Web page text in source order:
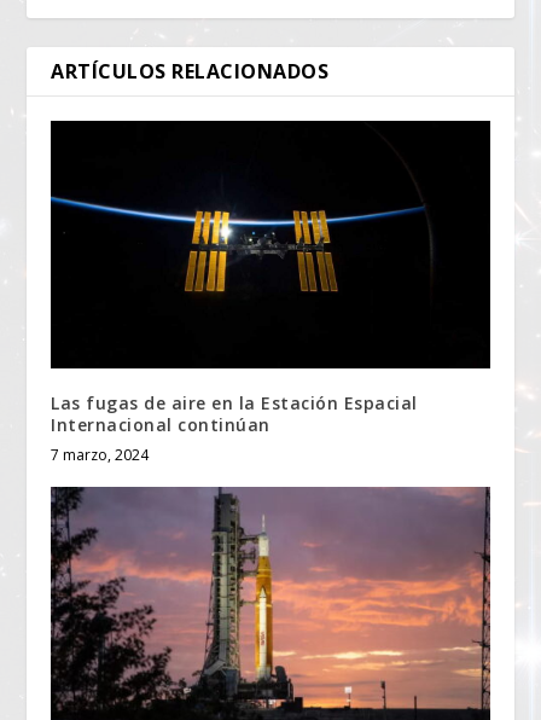
ARTÍCULOS RELACIONADOS
Las fugas de aire en la Estación Espacial
Internacional continúan
7 marzo, 2024